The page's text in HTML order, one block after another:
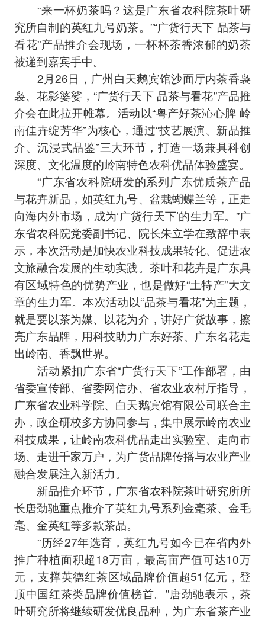
“来一杯奶茶吗？这是广东省农科院茶叶研
究所自制的英红九号奶茶。”“广货行天下 品茶与
看花”产品推介会现场，一杯杯茶香浓郁的奶茶
被递到嘉宾手中。
2月26日，广州白天鹅宾馆沙面厅内茶香袅
袅、花影婆娑，“广货行天下 品茶与看花”产品推
介会在此拉开帷幕。活动以“粤产好茶沁心脾 岭
南佳卉绽芳华”为核心，通过“技艺展演、新品推
介、沉浸式品鉴”三大环节，打造一场兼具科创
深度、文化温度的岭南特色农科优品体验盛宴。
“广东省农科院研发的系列广东优质茶产品
与花卉新品，如英红九号、盆栽蝴蝶兰等，正走
向海内外市场，成为‘广货行天下’的生力军。”广
东省农科院党委副书记、院长朱立学在致辞中表
示，本次活动是加快农业科技成果转化、促进农
文旅融合发展的生动实践。茶叶和花卉是广东具
有区域特色的优势产业，也是做好“土特产”大文
章的生力军。本次活动以“品茶与看花”为主题，
就是要以茶为媒、以花为介，讲好广货故事，擦
亮广东品牌，用科技助力广东好茶、广东名花走
出岭南、香飘世界。
活动紧扣广东省“广货行天下”工作部署，由
省委宣传部、省委网信办、省农业农村厅指导，
广东省农业科学院、白天鹅宾馆有限公司联合主
办，政企研校多方协同参与，集中展示岭南农业
科技成果，让岭南农科优品走出实验室、走向市
场、走进千家万户，为广货品牌传播与农业产业
融合发展注入新活力。
新品推介环节，广东省农科院茶叶研究所所
长唐劲驰重点推介了英红九号系列金毫茶、金毛
毫、金英红等多款茶品。
“历经27年选育，英红九号如今已在省内外
推广种植面积超18万亩，最高亩产值可达10万
元，支撑英德红茶区域品牌价值超51亿元，登
顶中国红茶类品牌价值榜首。”唐劲驰表示，茶
叶研究所将继续研发优良品种，为广东省茶产业